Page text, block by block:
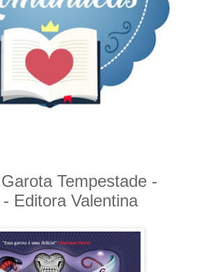
Tempestade -
Editora Valentina